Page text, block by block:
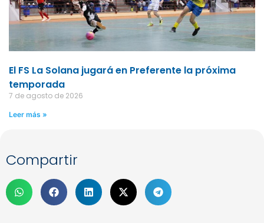
El FS La Solana jugará en Preferente la próxima
temporada
7 de agosto de 2026
Leer más »
Compartir